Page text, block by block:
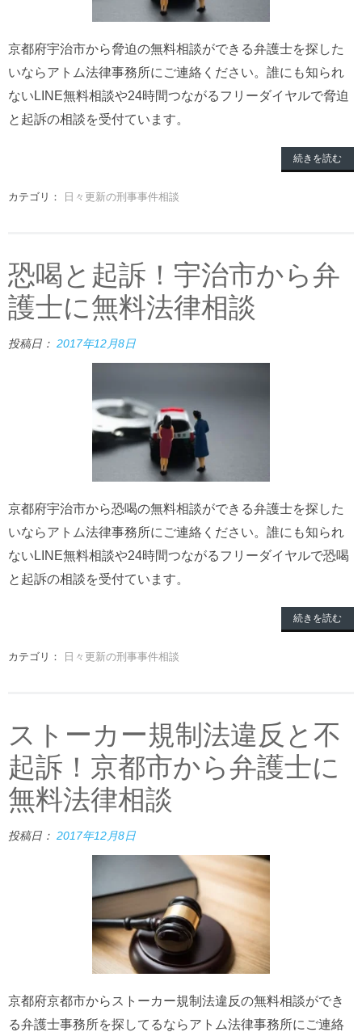
京都府宇治市から脅迫の無料相談ができる弁護士を探した
いならアトム法律事務所にご連絡ください。誰にも知られ
ないLINE無料相談や24時間つながるフリーダイヤルで脅迫
と起訴の相談を受付ています。
続きを読む
カテゴリ： 日々更新の刑事事件相談
恐喝と起訴！宇治市から弁
護士に無料法律相談
投稿日： 2017年12月8日
京都府宇治市から恐喝の無料相談ができる弁護士を探した
いならアトム法律事務所にご連絡ください。誰にも知られ
ないLINE無料相談や24時間つながるフリーダイヤルで恐喝
と起訴の相談を受付ています。
続きを読む
カテゴリ： 日々更新の刑事事件相談
ストーカー規制法違反と不
起訴！京都市から弁護士に
無料法律相談
投稿日： 2017年12月8日
京都府京都市からストーカー規制法違反の無料相談ができ
る弁護士事務所を探してるならアトム法律事務所にご連絡